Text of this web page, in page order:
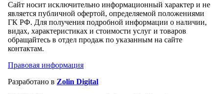
Сайт носит исключительно информационный характер и не
является публичной офертой, определяемой положениями
ГК РФ. Для получения подробной информации о наличии,
видах, характеристиках и стоимости услуг и товаров
обращайтесь в отдел продаж по указанным на сайте
контактам.
Правовая информация
Разработано в Zolin Digital